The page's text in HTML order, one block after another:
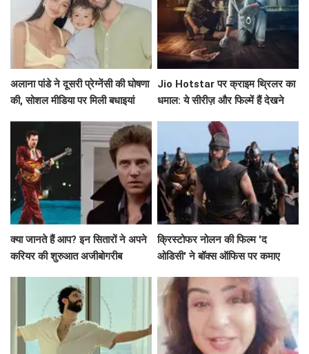
अलाना पांडे ने दूसरी प्रेग्नेंसी की घोषणा
की, सोशल मीडिया पर मिली बधाइयां
Jio Hotstar पर क्राइम थ्रिलर का
धमाल: ये सीरीज़ और फिल्में हैं देखने
क्या जानते हैं आप? इन सितारों ने अपने
करियर की शुरुआत अजीबोगरीब
क्रिस्टोफर नोलन की फिल्म 'द
ओडिसी' ने बॉक्स ऑफिस पर कमाए